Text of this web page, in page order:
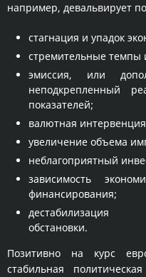
например, девальвирует
стагнация и упадок
стремительные темпы
эмиссия, или
неподкрепленный
показателей;
валютная
увеличение объема
неблагоприятный
зависимость
финансирования;
дестабилизация
обстановки.
Позитивно на курс
стабильная